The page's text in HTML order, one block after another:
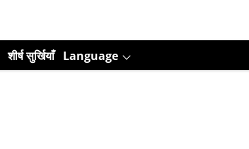
शीर्ष सुर्खियाँ Language